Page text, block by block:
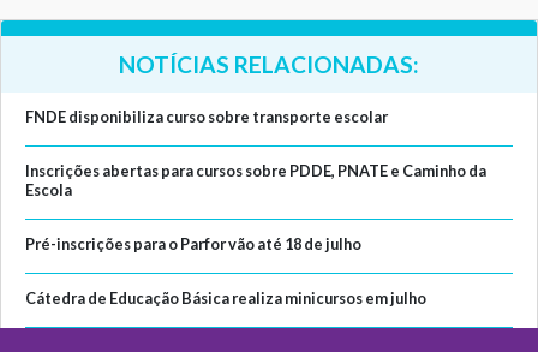
NOTÍCIAS RELACIONADAS:
FNDE disponibiliza curso sobre transporte escolar
Inscrições abertas para cursos sobre PDDE, PNATE e Caminho da
Escola
Pré-inscrições para o Parfor vão até 18 de julho
Cátedra de Educação Básica realiza minicursos em julho